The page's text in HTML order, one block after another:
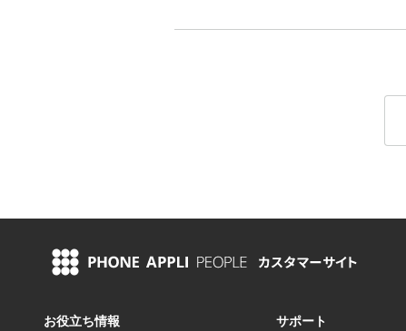
お役立ち情報 サポート